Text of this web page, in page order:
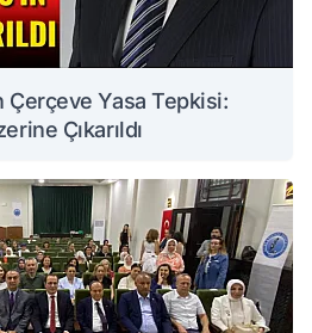
Çerçeve Yasa Tepkisi:
Çıkarıldı